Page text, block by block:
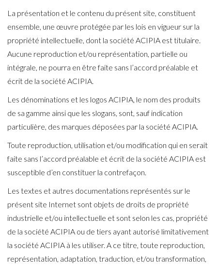
La présentation et le contenu du présent site, constituent
ensemble, une œuvre protégée par les lois en vigueur sur la
propriété intellectuelle, dont la société ACIPIA est titulaire.
Aucune reproduction et/ou représentation, partielle ou
intégrale, ne pourra en être faite sans l’accord préalable et
écrit de la société ACIPIA.
Les dénominations et les logos ACIPIA, le nom des produits
de sa gamme ainsi que les slogans, sont, sauf indication
particulière, des marques déposées par la société ACIPIA.
Toute reproduction, utilisation et/ou modification qui en serait
faite sans l’accord préalable et écrit de la société ACIPIA est
susceptible d’en constituer la contrefaçon.
Les textes et autres documentations représentés sur le
présent site Internet sont objets de droits de propriété
industrielle et/ou intellectuelle et sont selon les cas, propriété
de la société ACIPIA ou de tiers ayant autorisé limitativement
la société ACIPIA à les utiliser. A ce titre, toute reproduction,
représentation, adaptation, traduction, et/ou transformation,